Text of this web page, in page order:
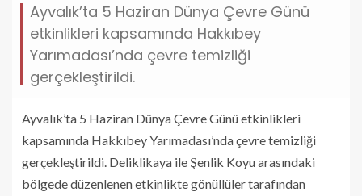
Ayvalık’ta 5 Haziran Dünya Çevre Günü
etkinlikleri kapsamında Hakkıbey
Yarımadası’nda çevre temizliği
gerçekleştirildi.
Ayvalık’ta 5 Haziran Dünya Çevre Günü etkinlikleri
kapsamında Hakkıbey Yarımadası’nda çevre temizliği
gerçekleştirildi. Deliklikaya ile Şenlik Koyu arasındaki
bölgede düzenlenen etkinlikte gönüllüler tarafından